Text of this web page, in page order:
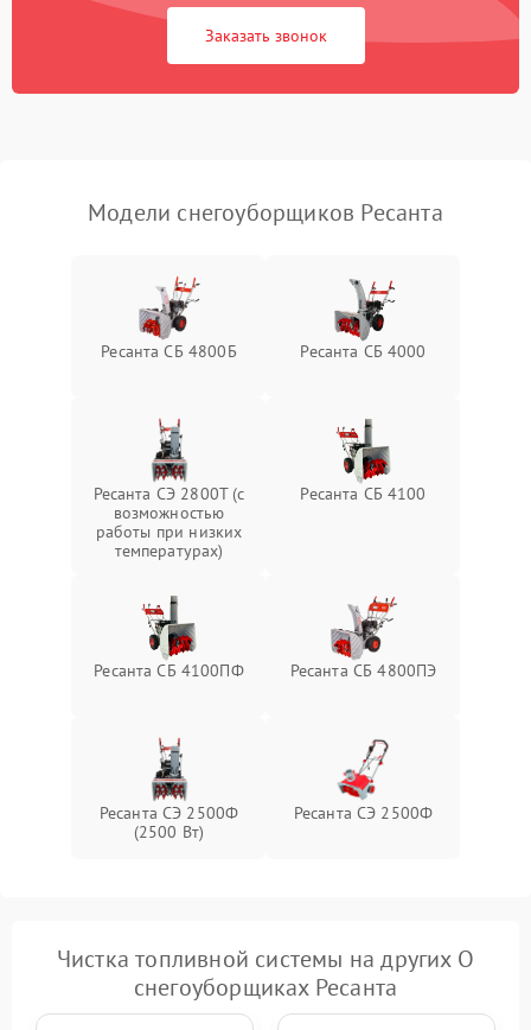
Неисправность системы
Повреждение троса
Подробнее →
Поломка дефлектора
выброса снега
Подробнее →
Повреждение системы
Неисправность системы
регулировки высоты
Подробнее →
Заказать звонок
Модели снегоуборщиков Ресанта
Ресанта СБ 4800Б Ресанта СБ 4000
Ресанта СЭ 2800Т (с
возможностью
работы при низких
температурах)
Ресанта СБ 4100
Ресанта СБ 4100ПФ Ресанта СБ 4800ПЭ
Ресанта СЭ 2500Ф
(2500 Вт)
Ресанта СЭ 2500Ф
Чистка топливной системы на других О
снегоуборщиках Ресанта